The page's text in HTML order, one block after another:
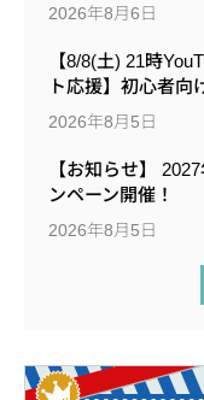
2026年8月6日
【8/8(土) 21時
ト応援】初心者
2026年8月5日
【お知らせ】
ンペーン開催！
2026年8月5日